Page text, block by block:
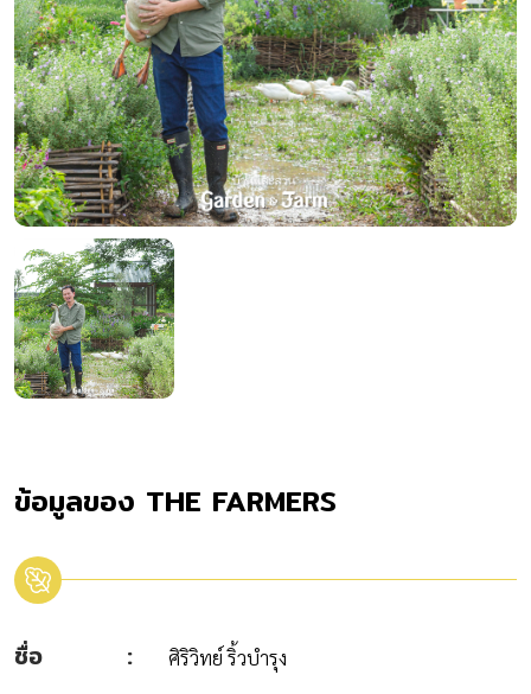
ข้อมูลของ THE FARMERS
ชื่อ ศิริวิทย์ ริ้วบำรุง